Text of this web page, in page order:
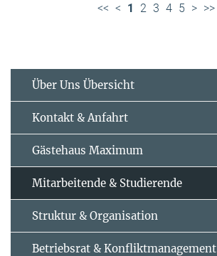
<< < 1 2 3 4 5 > >>
Über Uns Übersicht
Kontakt & Anfahrt
Gästehaus Maximum
Mitarbeitende & Studierende
Struktur & Organisation
Betriebsrat & Konfliktmanagement